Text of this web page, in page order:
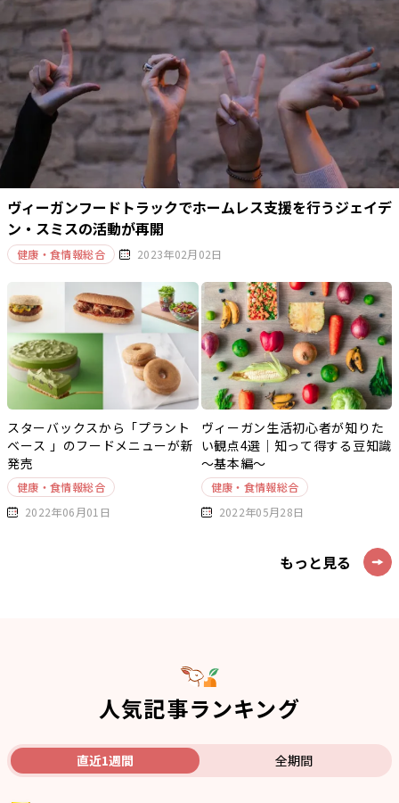
ヴィーガンフードトラックでホームレス支援を行うジェイデ
ン・スミスの活動が再開
健康・食情報総合 2023年02月02日
スターバックスから「プラント
ベース 」のフードメニューが新
発売
健康・食情報総合
2022年06月01日
ヴィーガン生活初心者が知りた
い観点4選｜知って得する豆知識
～基本編～
健康・食情報総合
2022年05月28日
もっと見る
人気記事ランキング
直近1週間 全期間